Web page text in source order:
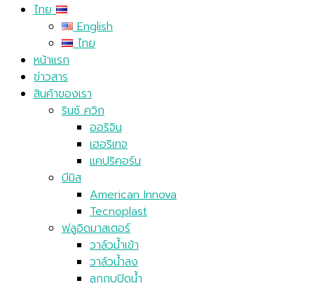
ไทย
English
ไทย
หน้าแรก
ข่าวสาร
สินค้าของเรา
รินซ์ ควิก
ออริจิน
เฮอริเทจ
แคปริคอร์น
บีมิส
American Innova
Tecnoplast
ฟลูอิดมาสเตอร์
วาล์วน้ำเข้า
วาล์วน้ำลง
ลูกกบปิดน้ำ